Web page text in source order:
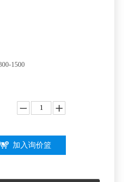
1500
加入询价篮